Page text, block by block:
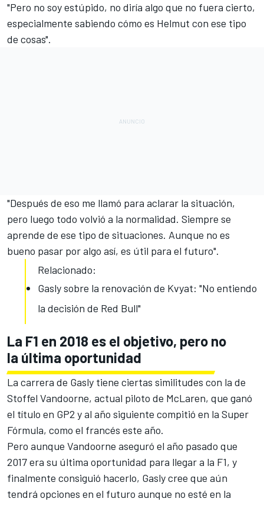
"Pero no soy estúpido, no diría algo que no fuera cierto,
especialmente sabiendo cómo es Helmut con ese tipo
de cosas".
"Después de eso me llamó para aclarar la situación,
pero luego todo volvió a la normalidad. Siempre se
aprende de ese tipo de situaciones. Aunque no es
bueno pasar por algo así, es útil para el futuro".
Relacionado:
Gasly sobre la renovación de Kvyat: "No entiendo
la decisión de Red Bull"
La F1 en 2018 es el objetivo, pero no
la última oportunidad
La carrera de Gasly tiene ciertas similitudes con la de
Stoffel Vandoorne, actual piloto de McLaren, que ganó
el título en GP2 y al año siguiente compitió en la Super
Fórmula, como el francés este año.
Pero aunque Vandoorne aseguró el año pasado que
2017 era su última oportunidad para llegar a la F1, y
finalmente consiguió hacerlo, Gasly cree que aún
tendrá opciones en el futuro aunque no esté en la